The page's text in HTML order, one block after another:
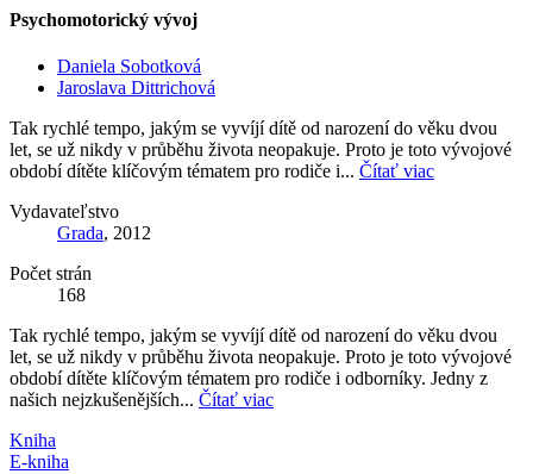
Psychomotorický vývoj
Daniela Sobotková
Jaroslava Dittrichová
Tak rychlé tempo, jakým se vyvíjí dítě od narození do věku dvou
let, se už nikdy v průběhu života neopakuje. Proto je toto vývojové
období dítěte klíčovým tématem pro rodiče i... Čítať viac
Vydavateľstvo
Grada, 2012
Počet strán
168
Tak rychlé tempo, jakým se vyvíjí dítě od narození do věku dvou
let, se už nikdy v průběhu života neopakuje. Proto je toto vývojové
období dítěte klíčovým tématem pro rodiče i odborníky. Jedny z
našich nejzkušenějších... Čítať viac
Kniha
E-kniha